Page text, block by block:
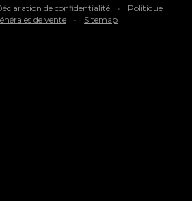
de confidentialité •
Politique
de vente •
Sitemap